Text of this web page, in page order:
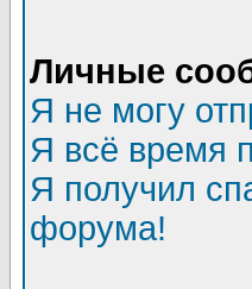
Личные
Я не могу
Я всё время
Я получил
форума!